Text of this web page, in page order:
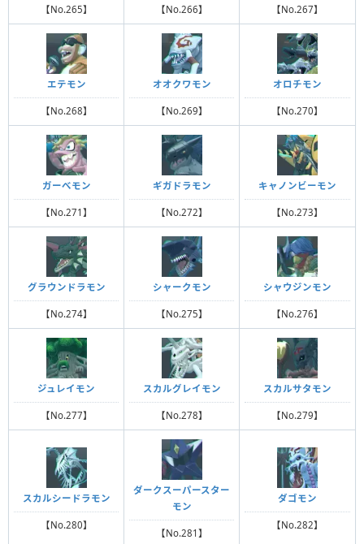
【No.265】 【No.266】 【No.267】
エテモン
【No.268】
オオクワモン
【No.269】
オロチモン
【No.270】
ガーべモン
【No.271】
ギガドラモン
【No.272】
キャノンビーモン
【No.273】
グラウンドラモン
【No.274】
シャークモン
【No.275】
シャウジンモン
【No.276】
ジュレイモン
【No.277】
スカルグレイモン
【No.278】
スカルサタモン
【No.279】
スカルシードラモン
【No.280】
ダークスーパースター
モン
【No.281】
ダゴモン
【No.282】